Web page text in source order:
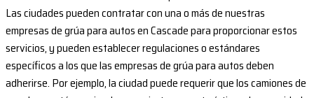
Las ciudades pueden contratar con una o más de nuestras
empresas de grúa para autos en Cascade para proporcionar estos
servicios, y pueden establecer regulaciones o estándares
específicos a los que las empresas de grúa para autos deben
adherirse. Por ejemplo, la ciudad puede requerir que los camiones de